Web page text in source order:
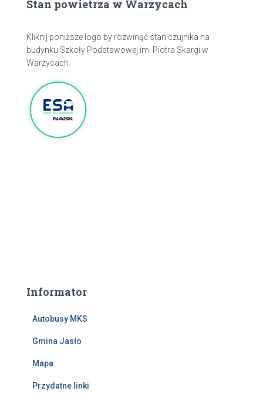
Stan powietrza w Warzycach
Kliknij poniższe logo by rozwinąć stan czujnika na
budynku Szkoły Podstawowej im. Piotra Skargi w
Warzycach.
Informator
Autobusy MKS
Gmina Jasło
Mapa
Przydatne linki